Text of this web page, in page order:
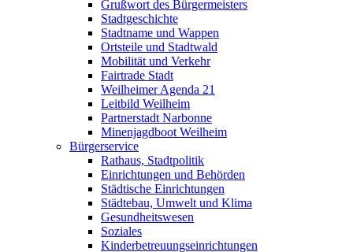
Grußwort des Bürgermeisters
Stadtgeschichte
Stadtname und Wappen
Ortsteile und Stadtwald
Mobilität und Verkehr
Fairtrade Stadt
Weilheimer Agenda 21
Leitbild Weilheim
Partnerstadt Narbonne
Minenjagdboot Weilheim
Bürgerservice
Rathaus, Stadtpolitik
Einrichtungen und Behörden
Städtische Einrichtungen
Städtebau, Umwelt und Klima
Gesundheitswesen
Soziales
Kinderbetreuungseinrichtungen